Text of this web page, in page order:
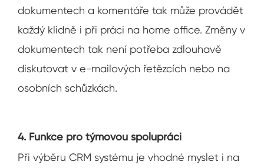
dokumentech a komentáře tak může provádět
každý klidně i při práci na home office. Změny v
dokumentech tak není potřeba zdlouhavě
diskutovat v e-mailových řetězcích nebo na
osobních schůzkách.
4. Funkce pro týmovou spolupráci
Při výběru CRM systému je vhodné myslet i na